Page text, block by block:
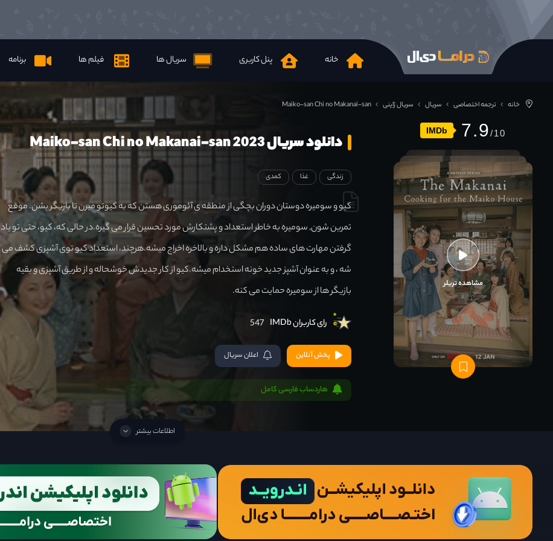
خانه پنل کاربری سریال ها فیلم ها برنامه
خانه ترجمه اختصاصی سریال سریال ژاپنی Maiko-san Chi no Makanai-san
IMDb 7.9
مشاهده تریلر
دانلود سریال Maiko-san Chi no Makanai-san 2023
زندگی غذا کمدی
کیو و سومیره دوستان دوران بچگی از منطقه ی آئوموری هستن که به کیوتو میرن تا بازیگر بشن. موقع
تمرین شون, سومیره به خاطر استعداد و پشتکارش مورد تحسین قرار می گیره.در حالی که، کیو، حتی تو یاد
گرفتن مهارت های ساده هم مشکل داره و بالاخره اخراج میشه.هرچند، استعداد کیو توی آشپزی کشف می
شه ، و به عنوان آشپز جدید خونه استخدام میشه.کیو از کار جدیدش خوشحاله و از طریق آشپزی و بقیه
بازیگر ها از سومیره حمایت می کنه.
رای کاربران IMDb 547
پخش آنلاین اعلان سریال
هاردساب فارسی کامل
اطلاعات بیشتر